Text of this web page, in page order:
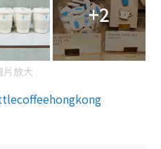
+2
片放大